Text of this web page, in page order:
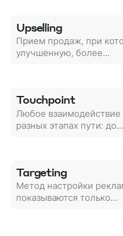
Upselling
Прием продаж, при
улучшенную, более...
Touchpoint
Любое взаимодействие
разных этапах пути: до...
Targeting
Метод настройки
показываются только...